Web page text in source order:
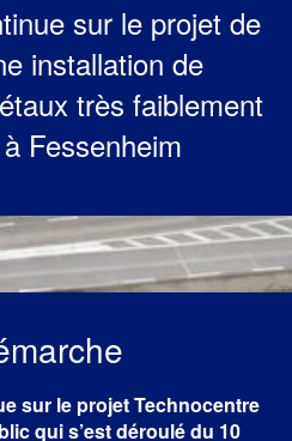
sur le projet de
installation de
très faiblement
Fessenheim
sur le projet Technocentre
qui s’est déroulé du 10